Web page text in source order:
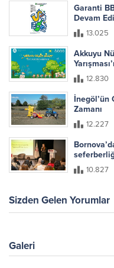
Garanti
Devam
13.025
Akkuyu
12.830
İnegöl’ün
Zamanı
12.227
10.827
Sizden Gelen Yorumlar
Galeri